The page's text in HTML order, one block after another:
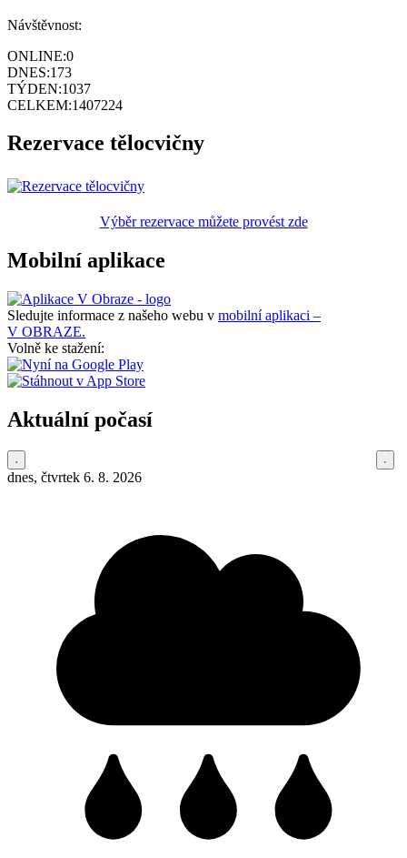
Návštěvnost:
ONLINE:0
DNES:173
TÝDEN:1037
CELKEM:1407224
Rezervace tělocvičny
Výběr rezervace můžete provést zde
Mobilní aplikace
Sledujte informace z našeho webu v mobilní aplikaci –
V OBRAZE.
Volně ke stažení:
Aktuální počasí
dnes, čtvrtek 6. 8. 2026